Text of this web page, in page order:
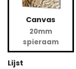
Canvas
20mm
spieraam
Lijst